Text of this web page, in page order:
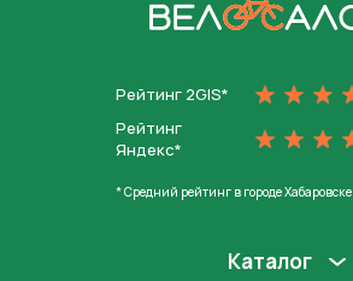
Рейтинг 2GIS*
Рейтинг
Яндекс*
* Средний рейтинг в городе Хабаровске
Каталог